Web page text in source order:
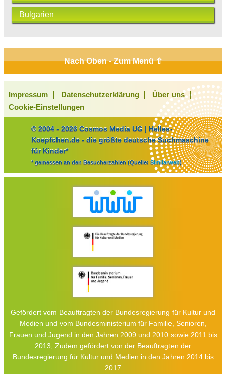
Bulgarien
Nach Oben - Zum Menü ⇧
Impressum Datenschutzerklärung
Über uns
Cookie-Einstellungen
© 2004 - 2026 Cosmos Media UG | Helles-
Koepfchen.de - die größte deutsche Suchmaschine
für Kinder*
* gemessen an den Besucherzahlen (Quelle: Similarweb)
Gefördert vom Beauftragten der Bundesregierung für Kultur und
Medien und vom Bundesministerium für Familie, Senioren,
Frauen und Jugend in den Jahren 2009 und 2010 sowie 2011 bis
2013; Zudem gefördert von der Beauftragten der
Bundesregierung für Kultur und Medien in den Jahren 2014 bis
2017